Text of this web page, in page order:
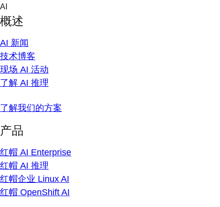
Skip
content
AI
概述
AI 新闻
技术博客
现场 AI 活动
了解 AI 推理
了解我们的方案
产品
红帽 AI Enterprise
红帽 AI 推理
红帽企业 Linux AI
红帽 OpenShift AI